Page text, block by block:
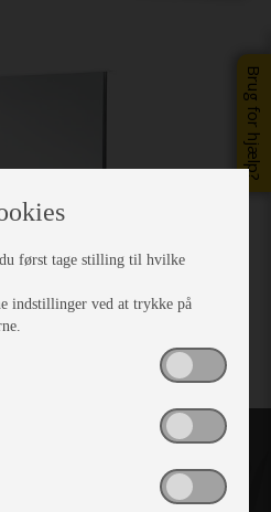
Brug for hjælp?
først tage stilling til hvilke
indstillinger ved at trykke på